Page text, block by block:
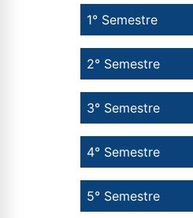
1° Semestre
5° Semestre
4° Semestre
3° Semestre
2° Semestre